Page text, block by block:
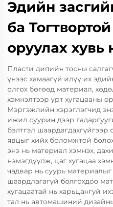
Эдийн
ба
оруулах хувь
Пласти дипийн тосны
үнээс хамаагүй илүү их
олгох бөгөөд материал,
хэмнэлтээр урт хугацааны
Мэргэжлийн хэрэглэгчид
ижил суурин дээр
бэлтгэл шаардагдахгүйгээр
явцыг хийх боломжтой
энэ нь материал хэмнэх,
нэмэгдүүлж, цаг хугацаа
чадвар нь суурь
шаардлагагүй болгохдоо
хугацаатай нь харьцангуй
тал нь автомашиний